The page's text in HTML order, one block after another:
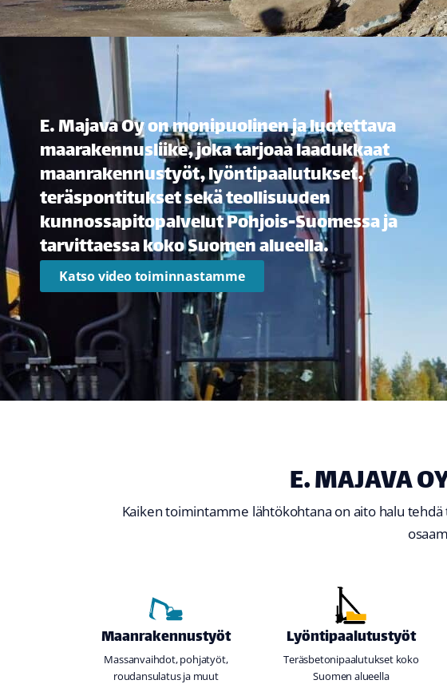
E. Majava Oy on monipuolinen ja luotettava
maarakennusliike, joka tarjoaa laadukkaat
maanrakennustyöt, lyöntipaalutukset,
teräspontitukset sekä teollisuuden
kunnossapitopalvelut Pohjois-Suomessa ja
tarvittaessa koko Suomen alueella.
Katso video toiminnastamme
E. MAJAVA
Kaiken toimintamme lähtökohtana on aito halu
Maanrakennustyöt
Massanvaihdot, pohjatyöt,
roudansulatus ja muut
Lyöntipaalutustyöt
Teräsbetonipaalutukset koko
Suomen alueella